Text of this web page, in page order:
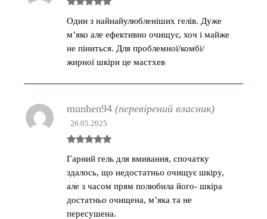
5з 5
Один з найнайулюбленіших гелів. Дуже
мʼяко але ефективно очищує, хоч і майже
не піниться. Для проблемної/комбі/
жирної шкіри це мастхев
5з 5
munhen94 (перевірений власник)
26.05.2025
Гарний гель для вмивання, спочатку
здалось, що недостатньо очищує шкіру,
але з часом прям полюбила його- шкіра
достатньо очищена, м’яка та не
пересушена.